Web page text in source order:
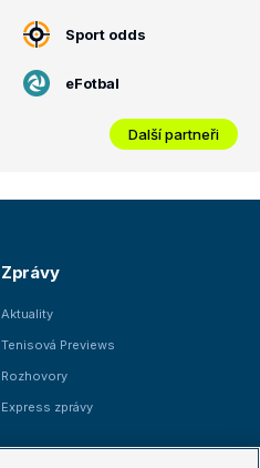
Sport odds
eFotbal
Další partneři
Zprávy
Aktuality
Tenisová Previews
Rozhovory
Express zprávy